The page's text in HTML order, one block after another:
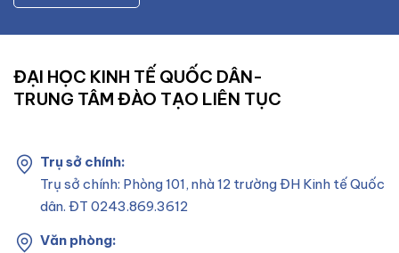
ĐẠI HỌC KINH TẾ QUỐC DÂN-
TRUNG TÂM ĐÀO TẠO LIÊN TỤC
Trụ sở chính:
Trụ sở chính: Phòng 101, nhà 12 trường ĐH Kinh tế Quốc
dân. ĐT 0243.869.3612
Văn phòng: